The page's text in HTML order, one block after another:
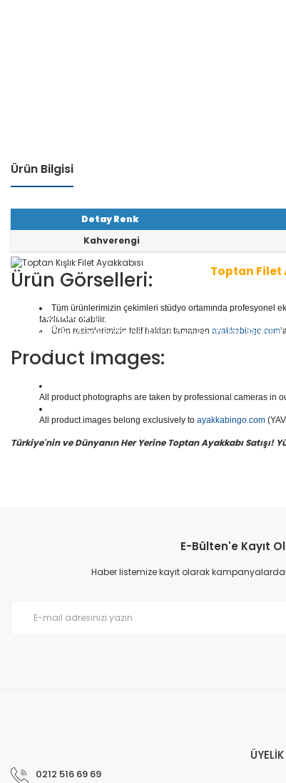
Ürün Bilgisi
Detay Renk
Kahverengi
Toptan Filet
1 seri içinde8çift ayakkabı bulunur. Toptan Filet
aliteli Deri Ayakkabılar, Spor Ayakkabılar,
e daha binlerce model filet ayakkabısı mevcuttur.
Yüzlerce modeli, hızlı teslimatı, uygun
doğru adresi Yavuzlar Ayakkabı!
Ürün Görselleri:
Tüm ürünlerimizin çekimleri stüdyo ortamında profesyonel
farklılıklar olabilir.
Ürün resimlerimizin telif hakları tamamen ayakkabingo.com
Product Images:
All product photographs are taken by professional cameras in
All product images belong exclusively to ayakkabingo.com
Türkiye'nin ve Dünyanın Her Yerine Toptan Ayakkabı Satışı!
E-Bülten'e Kayıt
Haber listemize kayıt olarak
0212 516 69 69
ÜYELİK